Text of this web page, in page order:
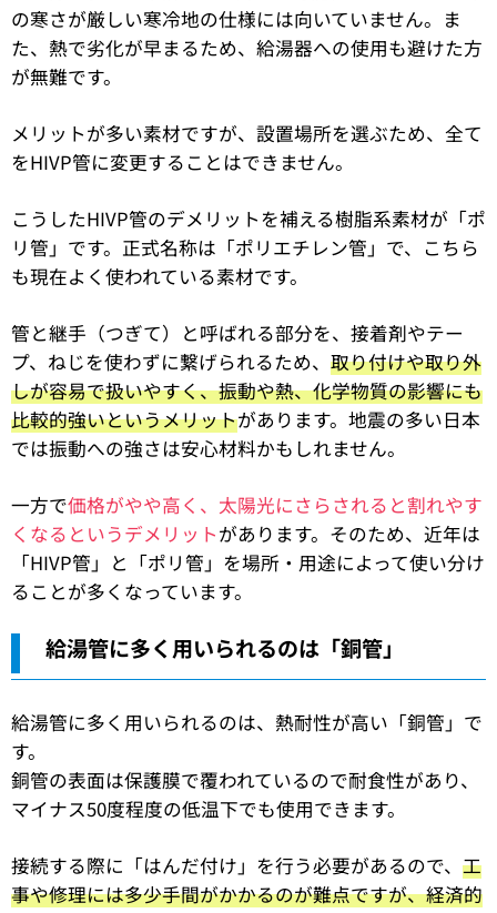
の寒さが厳しい寒冷地の仕様には向いていません。ま
た、熱で劣化が早まるため、給湯器への使用も避けた方
が無難です。
メリットが多い素材ですが、設置場所を選ぶため、全て
をHIVP管に変更することはできません。
こうしたHIVP管のデメリットを補える樹脂系素材が「ポ
リ管」です。正式名称は「ポリエチレン管」で、こちら
も現在よく使われている素材です。
管と継手（つぎて）と呼ばれる部分を、接着剤やテー
プ、ねじを使わずに繋げられるため、 取り付けや取り外
しが容易で扱いやすく、振動や熱、化学物質の影響にも
比較的強いというメリットがあります。地震の多い日本
では振動への強さは安心材料かもしれません。
一方で価格がやや高く、太陽光にさらされると割れやす
くなるというデメリットがあります。そのため、近年は
「HIVP管」と「ポリ管」を場所・用途によって使い分け
ることが多くなっています。
給湯管に多く用いられるのは「銅管」
給湯管に多く用いられるのは、熱耐性が高い「銅管」で
す。
銅管の表面は保護膜で覆われているので耐食性があり、
マイナス50度程度の低温下でも使用できます。
接続する際に「はんだ付け」を行う必要があるので、 工
事や修理には多少手間がかかるのが難点ですが、経済的